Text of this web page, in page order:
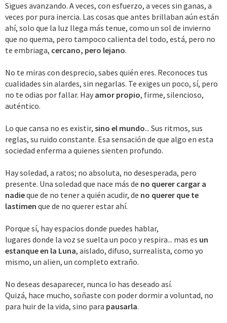
Sigues avanzando. A veces, con esfuerzo, a veces sin ganas, a
veces por pura inercia. Las cosas que antes brillaban aún están
ahí, solo que la luz llega más tenue, como un sol de invierno
que no quema, pero tampoco calienta del todo, está, pero no
te embriaga, cercano, pero lejano.
No te miras con desprecio, sabes quién eres. Reconoces tus
cualidades sin alardes, sin negarlas. Te exiges un poco, sí, pero
no te odias por fallar. Hay amor propio, firme, silencioso,
auténtico.
Lo que cansa no es existir, sino el mundo... Sus ritmos, sus
reglas, su ruido constante. Esa sensación de que algo en esta
sociedad enferma a quienes sienten profundo.
Hay soledad, a ratos; no absoluta, no desesperada, pero
presente. Una soledad que nace más de no querer cargar a
nadieque de no tener a quién acudir, de no querer que te
lastimen que de no querer estar ahí.
Porque sí, hay espacios donde puedes hablar,
lugares donde la voz se suelta un poco y respira... mas es un
estanque en la Luna, aislado, difuso, surrealista, como yo
mismo, un alien, un completo extraño.
No deseas desaparecer, nunca lo has deseado así.
Quizá, hace mucho, soñaste con poder dormir a voluntad, no
para huir de la vida, sino para pausarla.